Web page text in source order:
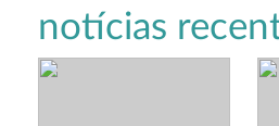
notícias